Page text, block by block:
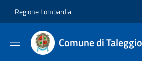
Regione Lombardia
Comune di Taleggio